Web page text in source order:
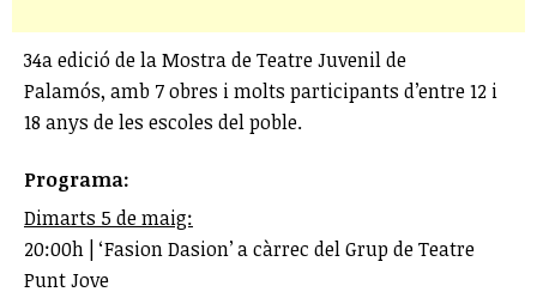
34a edició de la Mostra de Teatre Juvenil de
Palamós, amb 7 obres i molts participants d’entre 12 i
18 anys de les escoles del poble.
Programa:
Dimarts 5 de maig:
20:00h | ‘Fasion Dasion’ a càrrec del Grup de Teatre
Punt Jove